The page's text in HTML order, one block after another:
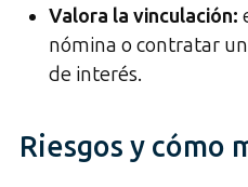
Valora la vinculación:
nómina o contratar
de interés.
Riesgos y cómo